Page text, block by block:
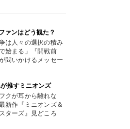
ァンはどう観た？
争は人々の選択の積み
始まる」『開戦前
問いかけるメッセー
推すミニオンズ
クが耳から離れな
新作『ミニオンズ＆
ターズ』見どころ